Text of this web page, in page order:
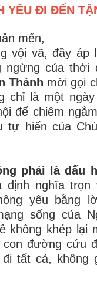
YÊU ĐI ĐẾN
mến,
vội vã, đầy áp
ngừng của thời
Thánh mời gọi
chỉ là một
để chiêm
tự hiến của
phải là dấu
định nghĩa trọn
yêu bằng
sống của
không khép lại
đường cứu
đi tất cả, không